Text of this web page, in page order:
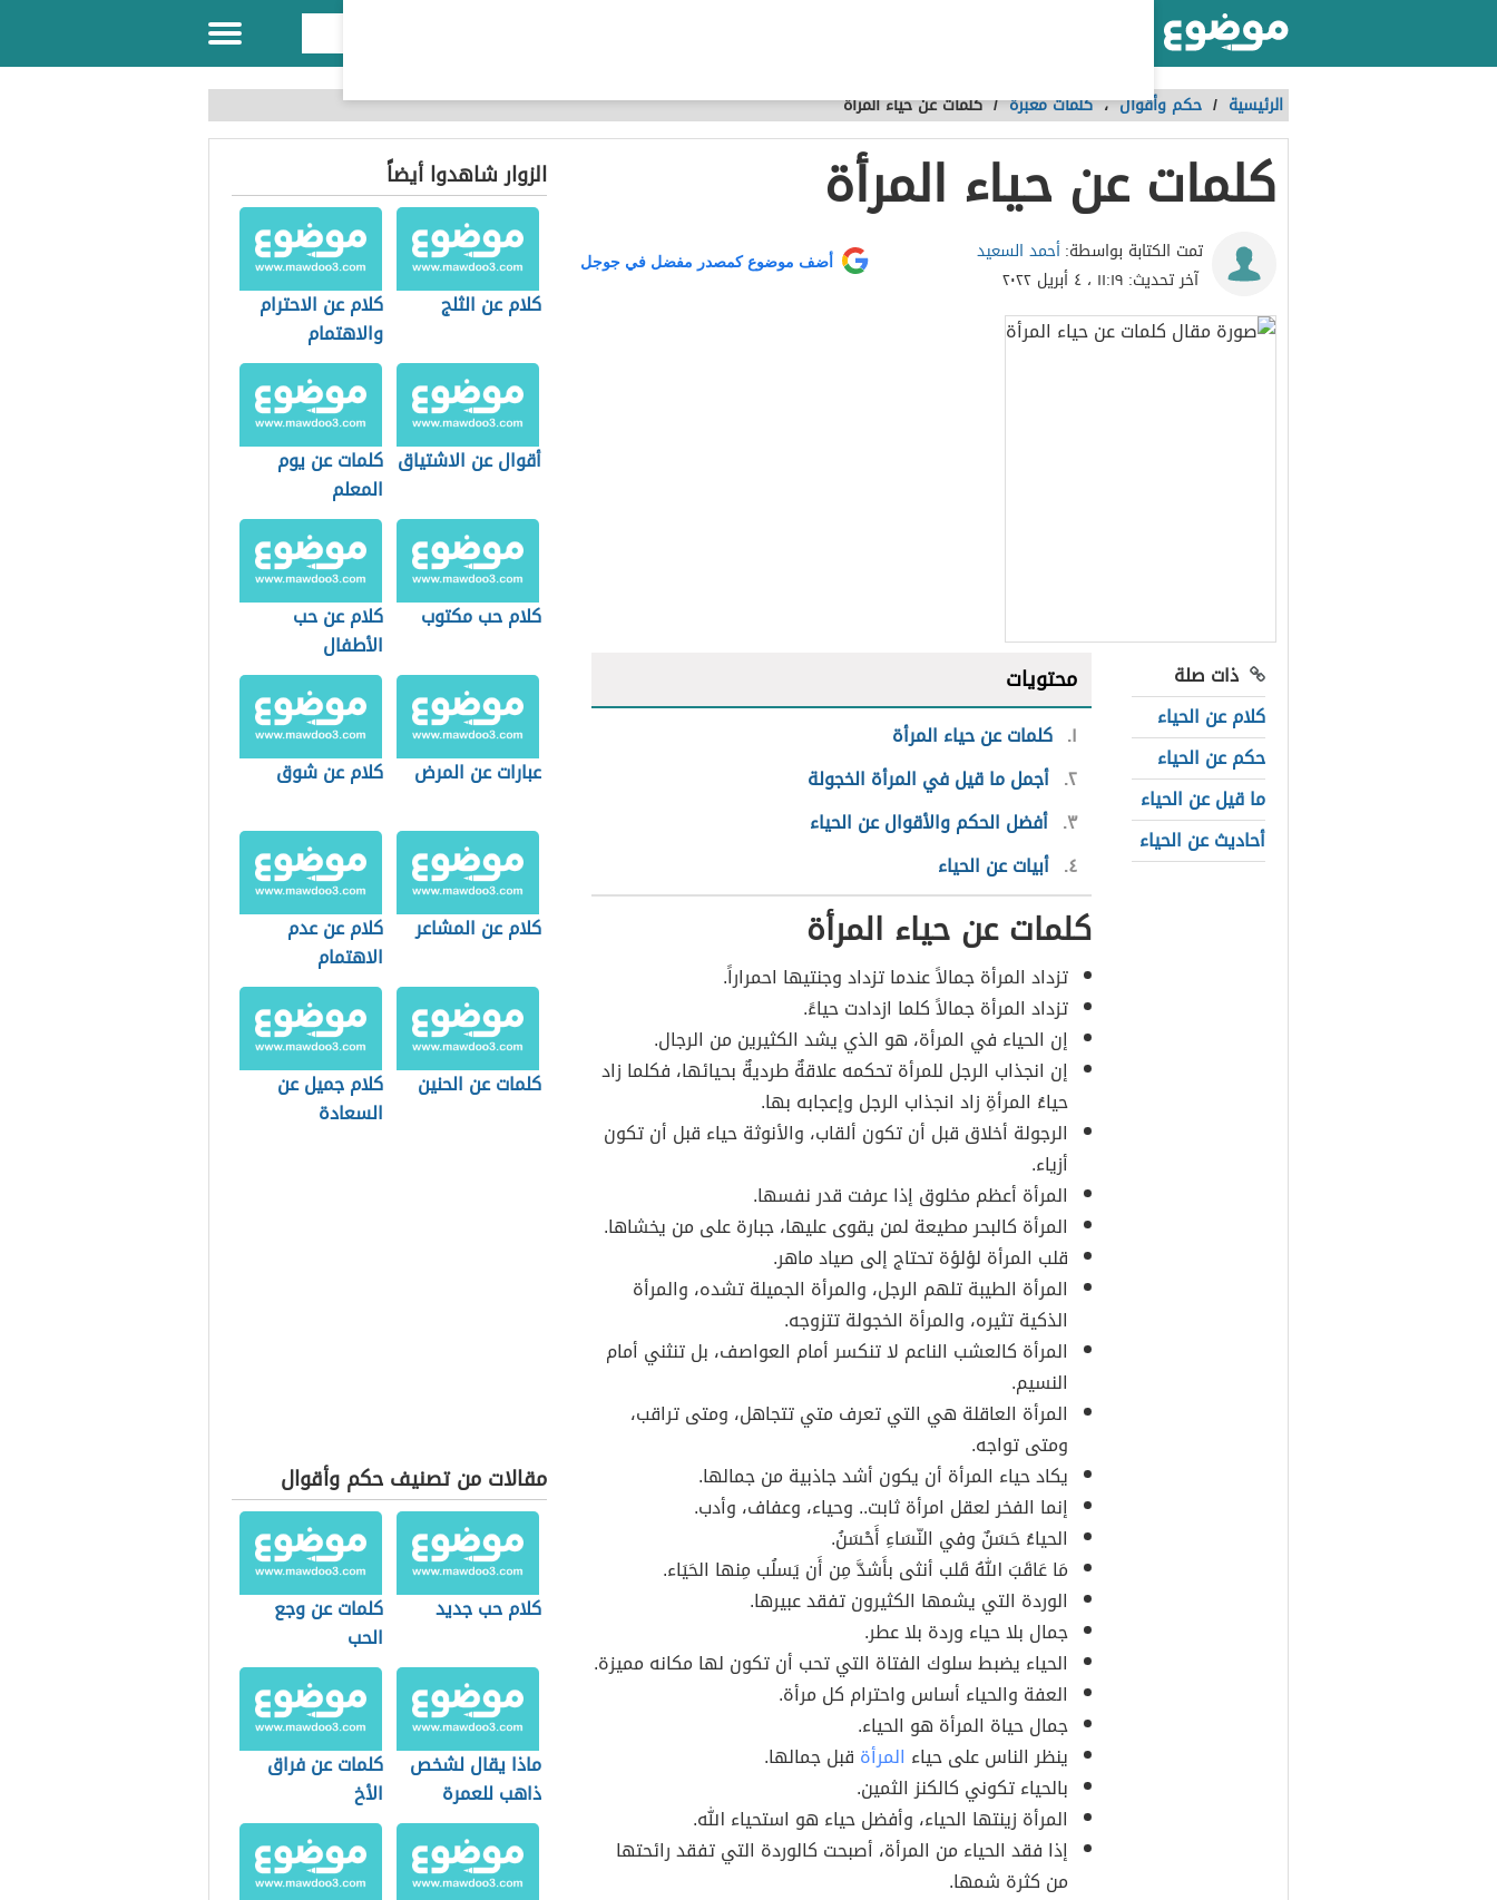
الرئيسية / حكم وأقوال،كلمات معبرة /كلمات عن حياء المرأة
كلمات عن حياء المرأة
تمت الكتابة بواسطة:أحمد السعيد
آخر تحديث: ١١:١٩ ، ٤ أبريل ٢٠٢٢
أضف موضوع كمصدر مفضل في جوجل
ذات صلة
كلام عن الحياء
حكم عن الحياء
ما قيل عن الحياء
أحاديث عن الحياء
محتويات
١ كلمات عن حياء المرأة
٢ أجمل ما قيل في المرأة الخجولة
٣ أفضل الحكم والأقوال عن الحياء
٤ أبيات عن الحياء
كلمات عن حياء المرأة
تزداد المرأة جمالاً عندما تزداد وجنتيها احمراراً.
تزداد المرأة جمالاً كلما ازدادت حياءً.
إن الحياء في المرأة، هو الذي يشد الكثيرين من الرجال.
إن انجذاب الرجل للمرأة تحكمه علاقةٌ طرديةٌ بحيائها، فكلما زاد
حياءُ المرأةِ زاد انجذاب الرجل وإعجابه بها.
الرجولة أخلاق قبل أن تكون ألقاب، والأنوثة حياء قبل أن تكون
أزياء.
المرأة أعظم مخلوق إذا عرفت قدر نفسها.
المرأة كالبحر مطيعة لمن يقوى عليها، جبارة على من يخشاها.
قلب المرأة لؤلؤة تحتاج إلى صياد ماهر.
المرأة الطيبة تلهم الرجل، والمرأة الجميلة تشده، والمرأة
الذكية تثيره، والمرأة الخجولة تتزوجه.
المرأة كالعشب الناعم لا تنكسر أمام العواصف، بل تنثني أمام
النسيم.
المرأة العاقلة هي التي تعرف متي تتجاهل، ومتى تراقب،
ومتى تواجه.
يكاد حياء المرأة أن يكون أشد جاذبية من جمالها.
إنما الفخر لعقل امرأة ثابت.. وحياء، وعفاف، وأدب.
الحياءُ حَسَنٌ وفي النّسَاءِ أَحْسَنُ.
مَا عَاقَبَ اللهُ قَلب أنثى بأَشدَّ مِن أَن يَسلُب مِنها الحَيَاء.
الوردة التي يشمها الكثيرون تفقد عبيرها.
جمال بلا حياء وردة بلا عطر.
الحياء يضبط سلوك الفتاة التي تحب أن تكون لها مكانه مميزة.
العفة والحياء أساس واحترام كل مرأة.
جمال حياة المرأة هو الحياء.
ينظر الناس على حياء المرأة قبل جمالها.
بالحياء تكوني كالكنز الثمين.
المرأة زينتها الحياء، وأفضل حياء هو استحياء الله.
إذا فقد الحياء من المرأة، أصبحت كالوردة التي تفقد رائحتها
من كثرة شمها.
الزوار شاهدوا أيضاً
كلام عن الثلج
كلام عن الاحترام
والاهتمام
أقوال عن الاشتياق كلمات عن يوم
المعلم
كلام حب مكتوب
كلام عن حب
الأطفال
عبارات عن المرض كلام عن شوق
كلام عن المشاعر
كلام عن عدم
الاهتمام
كلمات عن الحنين
كلام جميل عن
السعادة
مقالات من تصنيف حكم وأقوال
كلام حب جديد
كلمات عن وجع
الحب
ماذا يقال لشخص
ذاهب للعمرة
كلمات عن فراق
الأخ